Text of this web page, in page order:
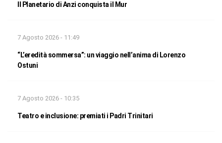
Il Planetario di Anzi conquista il Mur
7 Agosto 2026 - 11:49
“L’eredità sommersa”: un viaggio nell’anima di Lorenzo
Ostuni
7 Agosto 2026 - 10:35
Teatro e inclusione: premiati i Padri Trinitari